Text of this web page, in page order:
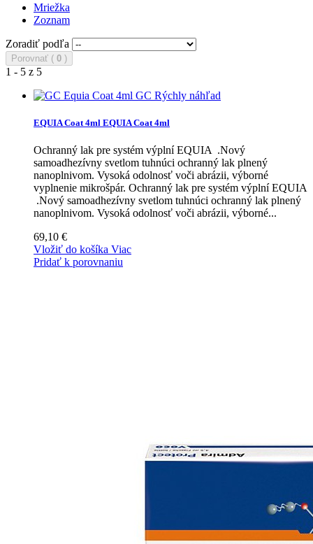
Mriežka
Zoznam
Zoradiť podľa
Porovnať ( 0 )
1 - 5 z 5
Rýchly náhľad
EQUIA Coat 4ml EQUIA Coat 4ml
Ochranný lak pre systém výplní EQUIA .Nový
samoadhezívny svetlom tuhnúci ochranný lak plnený
nanoplnivom. Vysoká odolnosť voči abrázii, výborné
vyplnenie mikrošpár. Ochranný lak pre systém výplní EQUIA
.Nový samoadhezívny svetlom tuhnúci ochranný lak plnený
nanoplnivom. Vysoká odolnosť voči abrázii, výborné...
69,10 €
Vložiť do košíka Viac
Pridať k porovnaniu